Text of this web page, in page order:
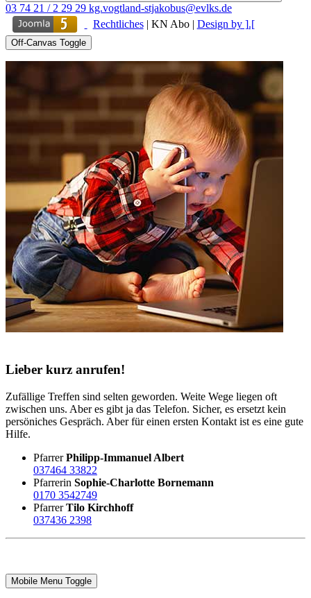
03 74 21 / 2 29 29 kg.vogtland-stjakobus@evlks.de
Rechtliches| KN Abo| Design by ].[
Off-Canvas Toggle
Lieber kurz anrufen!
Zufällige Treffen sind selten geworden. Weite Wege liegen oft
zwischen uns. Aber es gibt ja das Telefon. Sicher, es ersetzt kein
persöniches Gespräch. Aber für einen ersten Kontakt ist es eine gute
Hilfe.
PfarrerPhilipp-Immanuel Albert
037464 33822
Pfarrerin Sophie-Charlotte Bornemann
0170 3542749
PfarrerTilo Kirchhoff
037436 2398
Mobile Menu Toggle